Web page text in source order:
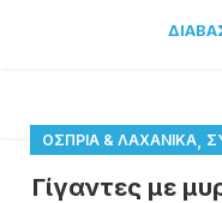
ΌΣΠΡΙΑ & ΛΑΧΑΝΙΚΆ,
Γίγαντες με